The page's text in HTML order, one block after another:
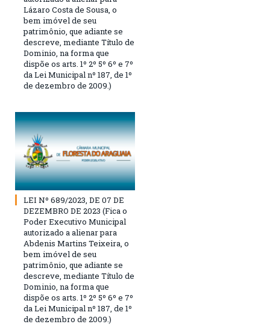
Lázaro Costa de Sousa, o
bem imóvel de seu
patrimônio, que adiante se
descreve, mediante Título de
Dominio, na forma que
dispõe os arts. 1º 2º 5º 6º e 7º
da Lei Municipal nº 187, de 1º
de dezembro de 2009.)
LEI Nº 689/2023, DE 07 DE
DEZEMBRO DE 2023 (Fica o
Poder Executivo Municipal
autorizado a alienar para
Abdenis Martins Teixeira, o
bem imóvel de seu
patrimônio, que adiante se
descreve, mediante Título de
Dominio, na forma que
dispõe os arts. 1º 2º 5º 6º e 7º
da Lei Municipal nº 187, de 1º
de dezembro de 2009.)